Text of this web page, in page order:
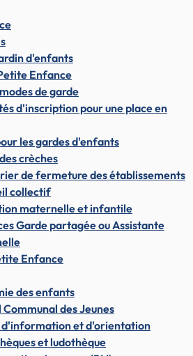
d'enfants
Enfance
de garde
d'inscription pour une place en
les gardes d'enfants
crèches
de fermeture des établissements
collectif
maternelle et infantile
Garde partagée ou Assistante
Enfance
des enfants
Communal des Jeunes
d'information et d'orientation
et ludothèque